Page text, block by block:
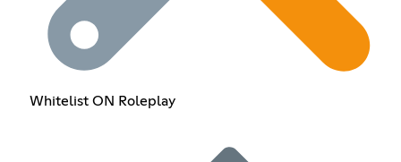
Whitelist ON Roleplay